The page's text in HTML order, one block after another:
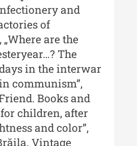
I (2023)
II (2024)
III (2025)
cataloage, volume de
and
of
„Where are the
The
in the interwar
communism”,
Books and
children, after
and color”,
Vintage